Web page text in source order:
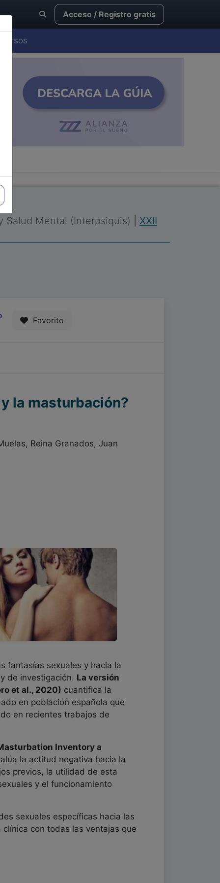
Acceso / Registro gratis
Cursos
Salud Mental (Interpsiquis) XXII
Favorito
la masturbación?
Reina Granados, Juan
fantasías sexuales y hacia la
de investigación. La versión
et al., 2020) cuantifica la
en población española que
en recientes trabajos de
Inventory a
la actitud negativa hacia la
previos, la utilidad de esta
y el funcionamiento
sexuales específicas hacia las
con todas las ventajas que